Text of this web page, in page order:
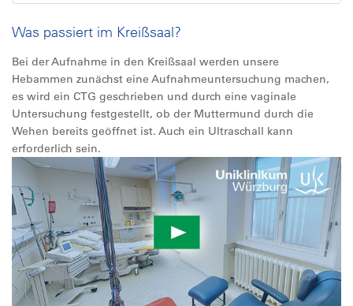
Was passiert im Kreißsaal?
Bei der Aufnahme in den Kreißsaal werden unsere
Hebammen zunächst eine Aufnahmeuntersuchung machen,
es wird ein CTG geschrieben und durch eine vaginale
Untersuchung festgestellt, ob der Muttermund durch die
Wehen bereits geöffnet ist. Auch ein Ultraschall kann
erforderlich sein.